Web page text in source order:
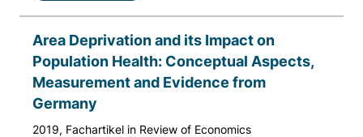
Area Deprivation and its Impact on
Population Health: Conceptual Aspects,
Measurement and Evidence from
Germany
2019, Fachartikel in Review of Economics
Anbieter:
Matomo
Benutzer Tracking